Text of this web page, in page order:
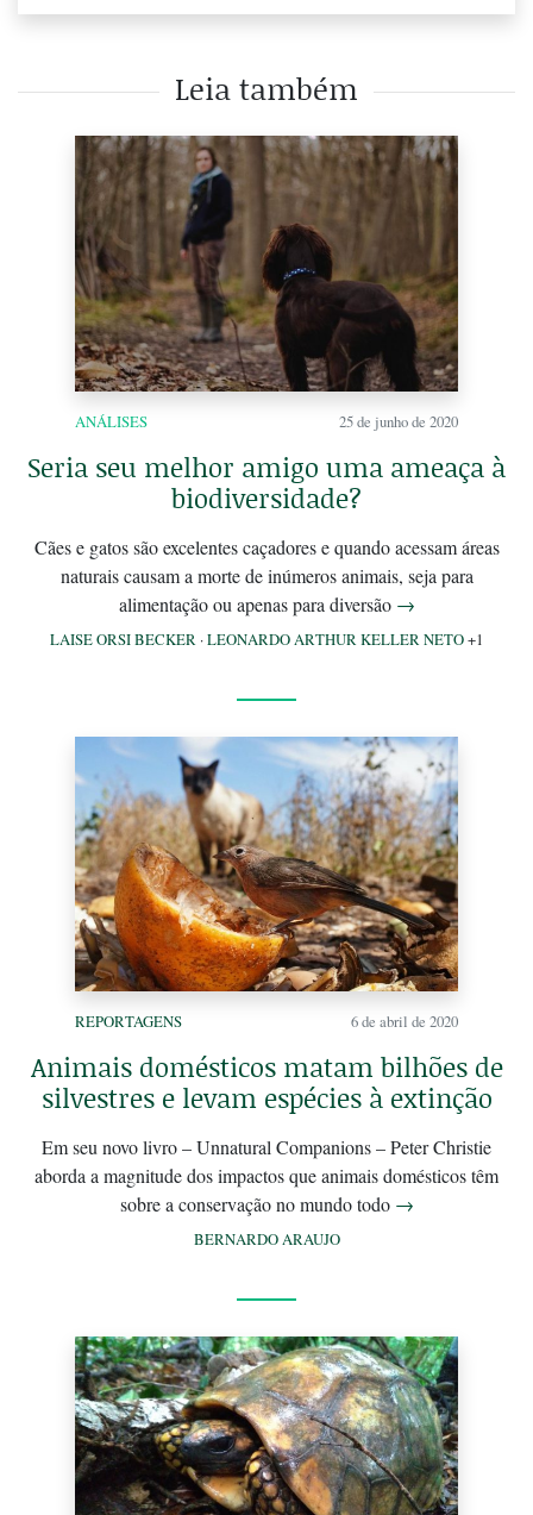
Leia também
ANÁLISES 25 de junho de 2020
Seria seu melhor amigo uma ameaça à
biodiversidade?
Cães e gatos são excelentes caçadores e quando acessam áreas
naturais causam a morte de inúmeros animais, seja para
alimentação ou apenas para diversão →
LAISE ORSI BECKER ·LEONARDO ARTHUR KELLER NETO+1
REPORTAGENS 6 de abril de 2020
Animais domésticos matam bilhões de
silvestres e levam espécies à extinção
Em seu novo livro – Unnatural Companions – Peter Christie
aborda a magnitude dos impactos que animais domésticos têm
sobre a conservação no mundo todo →
BERNARDO ARAUJO